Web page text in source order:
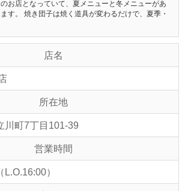
お店となっていて、夏メニューと冬メニューがあ
す。 焼き団子は焼く道具が変わるだけで、夏季・
店名
所在地
川町7丁目101-39
営業時間
）